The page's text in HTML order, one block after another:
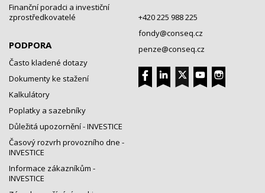
Finanční poradci a investiční
zprostředkovatelé
PODPORA
Často kladené dotazy
Dokumenty ke stažení
Kalkulátory
Poplatky a sazebníky
Důležitá upozornění - INVESTICE
Časový rozvrh provozního dne -
INVESTICE
Informace zákazníkům -
INVESTICE
+420 225 988 225
fondy@conseq.cz
penze@conseq.cz